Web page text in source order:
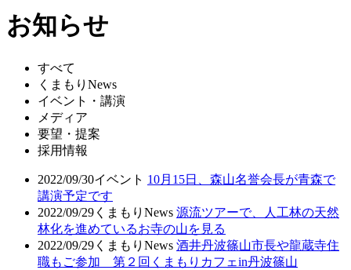
お知らせ
すべて
くまもりNews
イベント・講演
メディア
要望・提案
採用情報
2022/09/30イベント 10月15日、森山名誉会長が青森で
講演予定です
2022/09/29 くまもりNews 源流ツアーで、人工林の天然
林化を進めているお寺の山を見る
2022/09/29 くまもりNews 酒井丹波篠山市長や龍蔵寺住
職もご参加 第２回くまもりカフェin丹波篠山